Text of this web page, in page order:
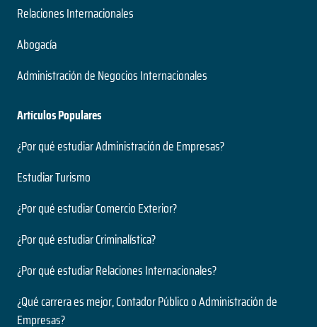
Relaciones Internacionales
Abogacía
Administración de Negocios Internacionales
Artículos Populares
¿Por qué estudiar Administración de Empresas?
Estudiar Turismo
¿Por qué estudiar Comercio Exterior?
¿Por qué estudiar Criminalística?
¿Por qué estudiar Relaciones Internacionales?
¿Qué carrera es mejor, Contador Público o Administración de
Empresas?